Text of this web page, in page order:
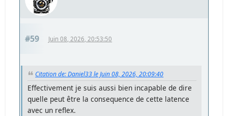
#59 Juin 08, 2026, 20:53:50
Citation de: Daniel33 le Juin 08, 2026, 20:09:40
Effectivement je suis aussi bien incapable de dire
quelle peut être la consequence de cette latence
avec un reflex.